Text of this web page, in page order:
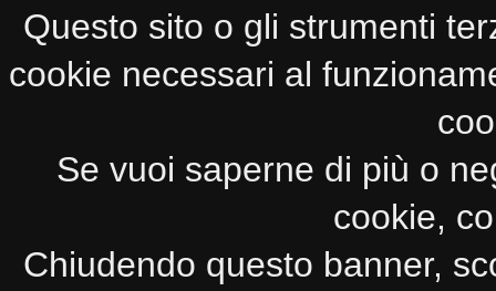
Questo sito o gli strumenti
cookie necessari al
Se vuoi saperne di più o
cookie,
Chiudendo questo banner,